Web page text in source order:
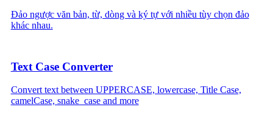
Đảo ngược văn bản, từ, dòng và ký tự với nhiều tùy chọn đảo
khác nhau.
Text Case Converter
Convert text between UPPERCASE, lowercase, Title Case,
camelCase, snake_case and more